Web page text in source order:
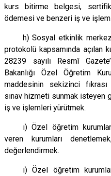
kurs bitirme belgesi,
ödemesi ve benzeri iş ve
h) Sosyal etkinlik
protokolü kapsamında
28239 sayılı Resmî
Bakanlığı Özel Öğretim
maddesinin sekizinci fıkrası
sınav hizmeti sunmak
iş ve işlemleri yürütmek.
ı) Özel öğretim
veren kurumları
değerlendirmek.
i) Özel öğretim